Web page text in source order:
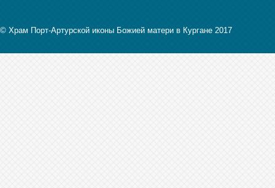
© Храм Порт-Артурской иконы Божией матери в Кургане 2017